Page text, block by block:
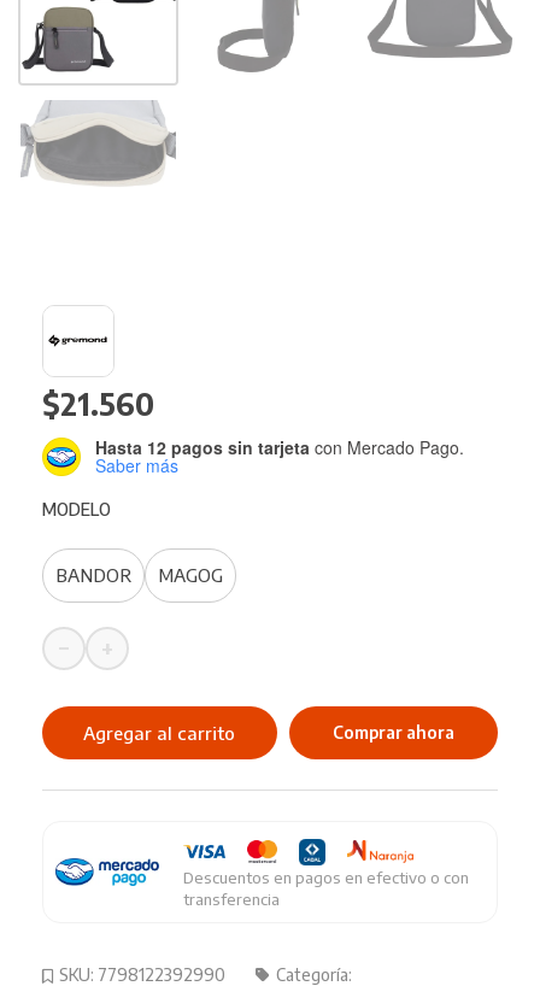
$21.560
Hasta 12 pagos sin tarjeta con Mercado Pago.
Saber más
MODELO
BANDOR MAGOG
−
Morral
Unisex
cantidad
+
Agregar al carrito Comprar ahora
SKU: 7798122392990
Categoría:
Descuentos en pagos en efectivo o con
transferencia